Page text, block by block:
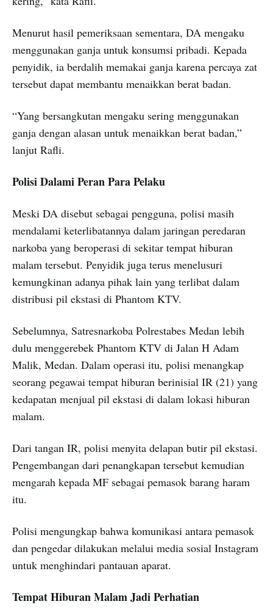
Menurut hasil pemeriksaan sementara, DA mengaku
menggunakan ganja untuk konsumsi pribadi. Kepada
penyidik, ia berdalih memakai ganja karena percaya zat
tersebut dapat membantu menaikkan berat badan.
“Yang bersangkutan mengaku sering menggunakan
ganja dengan alasan untuk menaikkan berat badan,”
lanjut Rafli.
Polisi Dalami Peran Para Pelaku
Meski DA disebut sebagai pengguna, polisi masih
mendalami keterlibatannya dalam jaringan peredaran
narkoba yang beroperasi di sekitar tempat hiburan
malam tersebut. Penyidik juga terus menelusuri
kemungkinan adanya pihak lain yang terlibat dalam
distribusi pil ekstasi di Phantom KTV.
Sebelumnya, Satresnarkoba Polrestabes Medan lebih
dulu menggerebek Phantom KTV di Jalan H Adam
Malik, Medan. Dalam operasi itu, polisi menangkap
seorang pegawai tempat hiburan berinisial IR (21) yang
kedapatan menjual pil ekstasi di dalam lokasi hiburan
malam.
Dari tangan IR, polisi menyita delapan butir pil ekstasi.
Pengembangan dari penangkapan tersebut kemudian
mengarah kepada MF sebagai pemasok barang haram
itu.
Polisi mengungkap bahwa komunikasi antara pemasok
dan pengedar dilakukan melalui media sosial Instagram
untuk menghindari pantauan aparat.
Tempat Hiburan Malam Jadi Perhatian